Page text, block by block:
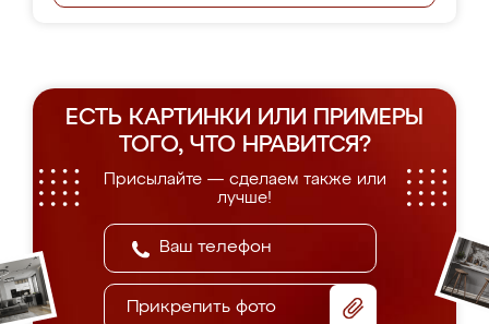
ЕСТЬ КАРТИНКИ ИЛИ ПРИМЕРЫ
ТОГО, ЧТО НРАВИТСЯ?
Присылайте — сделаем также или
лучше!
Прикрепить фото